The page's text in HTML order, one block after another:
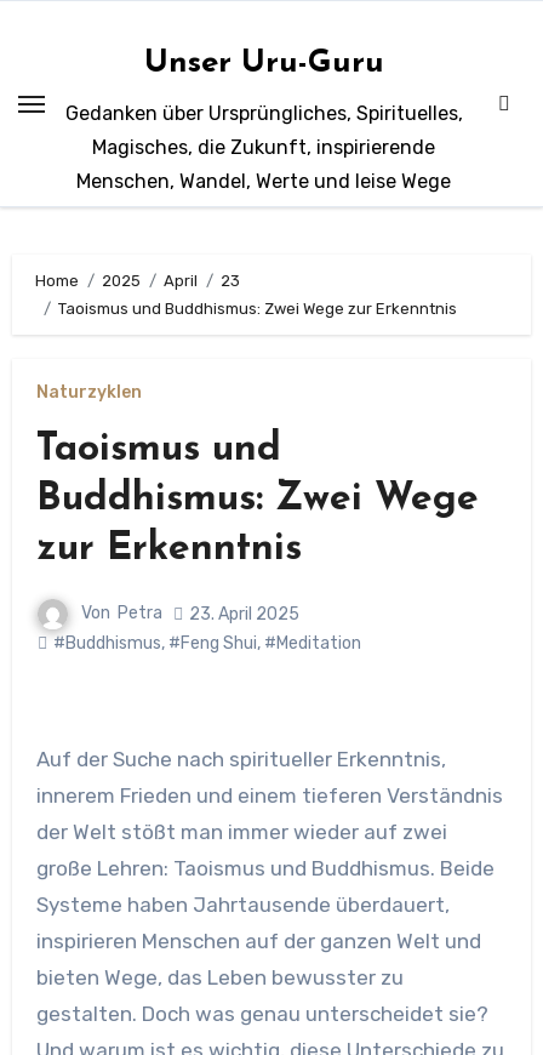
Unser Uru-Guru
Gedanken über Ursprüngliches, Spirituelles,
Magisches, die Zukunft, inspirierende
Menschen, Wandel, Werte und leise Wege
Home 2025 April
23
Taoismus und Buddhismus: Zwei Wege zur Erkenntnis
Naturzyklen
Taoismus und
Buddhismus: Zwei Wege
zur Erkenntnis
Von Petra
23. April 2025
#Buddhismus, #Feng Shui, #Meditation
Auf der Suche nach spiritueller Erkenntnis,
innerem Frieden und einem tieferen Verständnis
der Welt stößt man immer wieder auf zwei
große Lehren: Taoismus und Buddhismus. Beide
Systeme haben Jahrtausende überdauert,
inspirieren Menschen auf der ganzen Welt und
bieten Wege, das Leben bewusster zu
gestalten. Doch was genau unterscheidet sie?
Und warum ist es wichtig, diese Unterschiede zu